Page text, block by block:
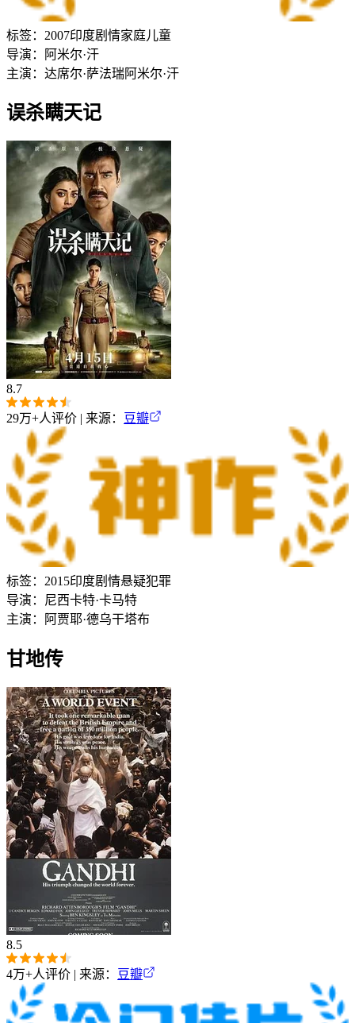
标签： 2007印度剧情家庭儿童
导演：
阿米尔·汗
主演： 达席尔·萨法瑞阿米尔·汗
误杀瞒天记
8.7
29万+人评价 | 来源： 豆瓣
标签： 2015印度剧情悬疑犯罪
导演：
尼西卡特·卡马特
主演：
阿贾耶·德乌干塔布
甘地传
8.5
4万+人评价 | 来源： 豆瓣